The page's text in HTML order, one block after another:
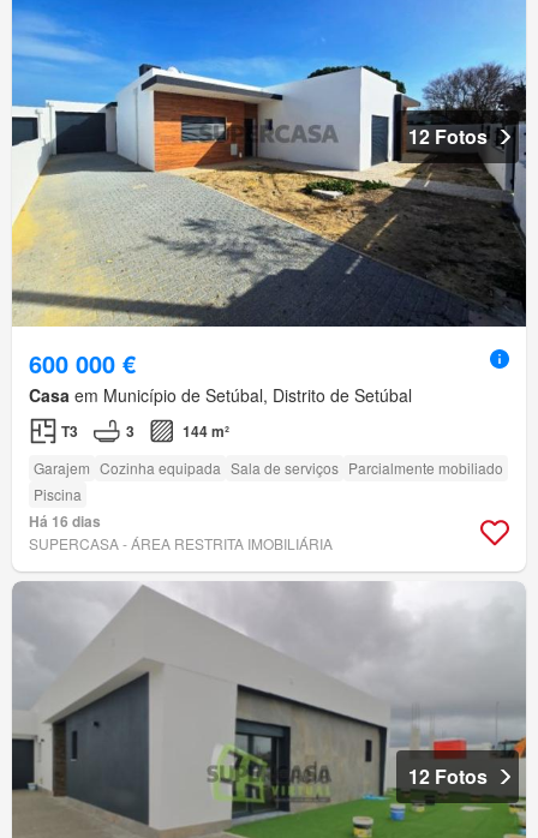
12 Fotos
600 000 €
Casa em Município de Setúbal, Distrito de Setúbal
T3 3 144 m²
Garajem Cozinha equipada Sala de serviços Parcialmente mobiliado
Piscina
Há 16 dias
SUPERCASA - ÁREA RESTRITA IMOBILIÁRIA
12 Fotos